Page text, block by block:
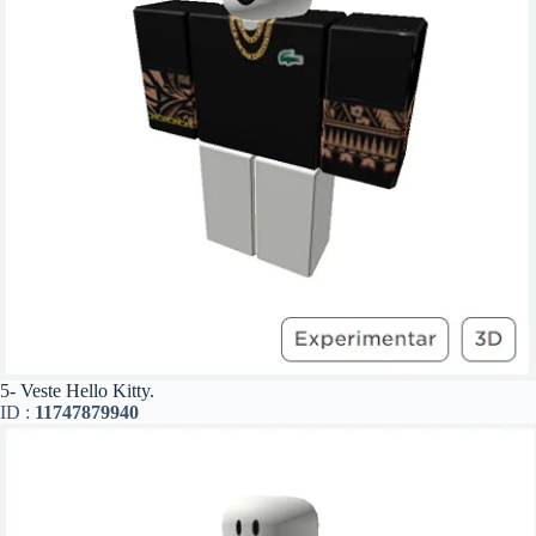
5- Veste Hello Kitty.
ID : 11747879940